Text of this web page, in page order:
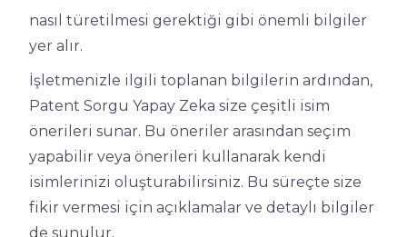
nasıl türetilmesi gerektiği gibi önemli bilgiler
yer alır.
İşletmenizle ilgili toplanan bilgilerin ardından,
Patent Sorgu Yapay Zeka size çeşitli isim
önerileri sunar. Bu öneriler arasından seçim
yapabilir veya önerileri kullanarak kendi
isimlerinizi oluşturabilirsiniz. Bu süreçte size
fikir vermesi için açıklamalar ve detaylı bilgiler
de sunulur.